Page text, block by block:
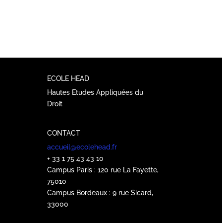
ECOLE HEAD
Hautes Etudes Appliquées du
Droit
CONTACT
accueil@ecolehead.fr
+ 33 1 75 43 43 10
Campus Paris : 120 rue La Fayette,
75010
Campus Bordeaux : 9 rue Sicard,
33000